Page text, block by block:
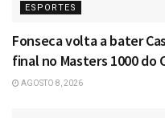
ESPORTES
Fonseca volta a bater
final no Masters 1000 do
AGOSTO 8, 2026